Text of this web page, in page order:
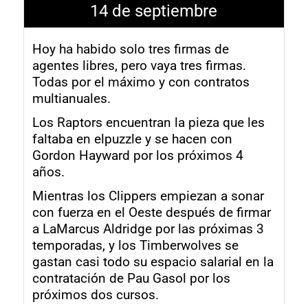
14 de septiembre
Hoy ha habido solo tres firmas de
agentes libres, pero vaya tres firmas.
Todas por el máximo y con contratos
multianuales.
Los Raptors encuentran la pieza que les
faltaba en elpuzzle y se hacen con
Gordon Hayward por los próximos 4
años.
Mientras los Clippers empiezan a sonar
con fuerza en el Oeste después de firmar
a LaMarcus Aldridge por las próximas 3
temporadas, y los Timberwolves se
gastan casi todo su espacio salarial en la
contratación de Pau Gasol por los
próximos dos cursos.